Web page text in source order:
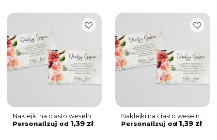
Naklejki na ciasto weselne
Spring Love Motyw 7
Personalizuj od 1,39 zł
Naklejki na ciasto weselne
Spring Love Motyw 6
Personalizuj od 1,39 zł